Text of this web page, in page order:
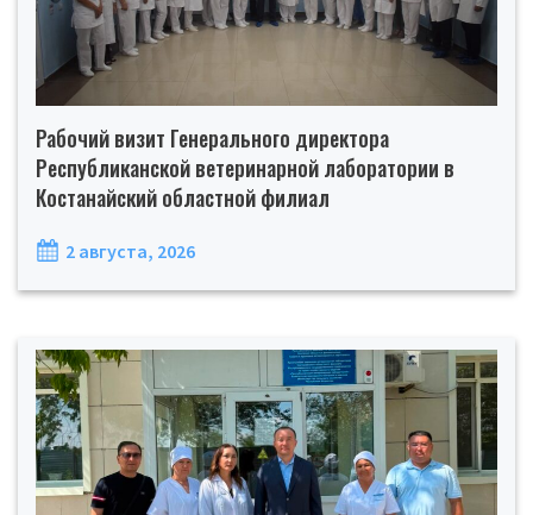
Рабочий визит Генерального директора
Республиканской ветеринарной лаборатории в
Костанайский областной филиал
2 августа, 2026